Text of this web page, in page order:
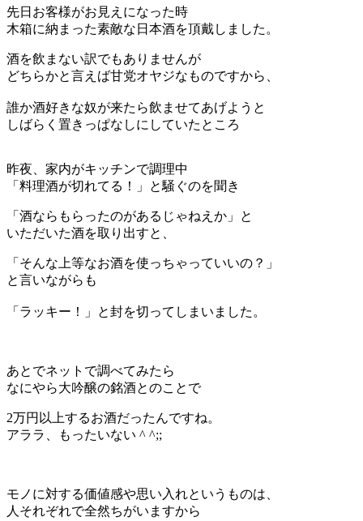
先日お客様がお見えになった時
木箱に納まった素敵な日本酒を頂戴しました。
酒を飲まない訳でもありませんが
どちらかと言えば甘党オヤジなものですから、
誰か酒好きな奴が来たら飲ませてあげようと
しばらく置きっぱなしにしていたところ
昨夜、家内がキッチンで調理中
「料理酒が切れてる！」と騒ぐのを聞き
「酒ならもらったのがあるじゃねえか」と
いただいた酒を取り出すと、
「そんな上等なお酒を使っちゃっていいの？」
と言いながらも
「ラッキー！」と封を切ってしまいました。
あとでネットで調べてみたら
なにやら大吟醸の銘酒とのことで
2万円以上するお酒だったんですね。
アララ、もったいない ^ ^;;
モノに対する価値感や思い入れというものは、
人それぞれで全然ちがいますから